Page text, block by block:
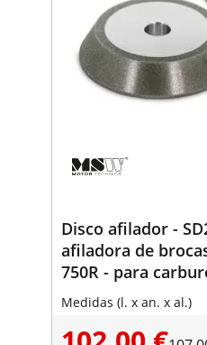
Disco afilador -
afiladora de
750R - para
Medidas (l. x an. x al.)